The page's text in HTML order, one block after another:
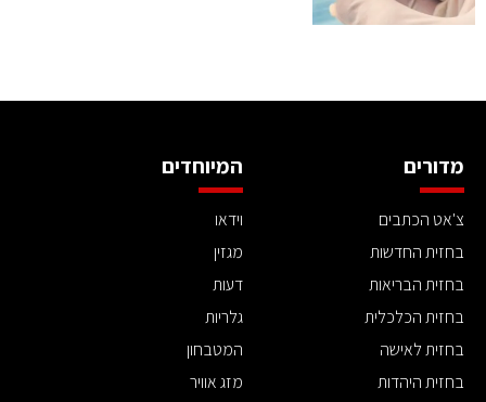
מדורים
צ'אט הכתבים
בחזית החדשות
בחזית הבריאות
בחזית הכלכלית
בחזית לאישה
בחזית היהדות
המיוחדים
וידאו
מגזין
דעות
גלריות
המטבחון
מזג אוויר